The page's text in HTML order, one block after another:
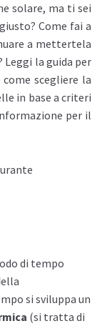
solare, ma ti sei
Come fai a
a mettertela
Leggi la guida per
scegliere la
in base a criteri
per il
di tempo
si sviluppa un
(si tratta di